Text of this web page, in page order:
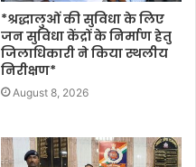
*श्रद्धालुओं की सुविधा के लिए
जन सुविधा केंद्रों के निर्माण हेतु
जिलाधिकारी ने किया स्थलीय
निरीक्षण*
August 8, 2026